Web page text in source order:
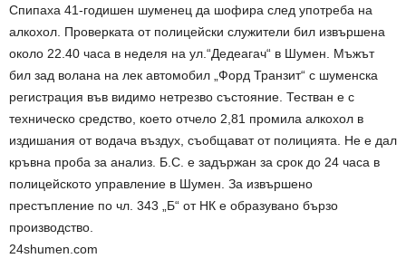
Спипаха 41-годишен шуменец да шофира след употреба на
алкохол. Проверката от полицейски служители бил извършена
около 22.40 часа в неделя на ул.“Дедеагач“ в Шумен. Мъжът
бил зад волана на лек автомобил „Форд Транзит“ с шуменска
регистрация във видимо нетрезво състояние. Тестван е с
техническо средство, което отчело 2,81 промила алкохол в
издишания от водача въздух, съобщават от полицията. Не е дал
кръвна проба за анализ. Б.С. е задържан за срок до 24 часа в
полицейското управление в Шумен. За извършено
престъпление по чл. 343 „Б“ от НК е образувано бързо
производство.
24shumen.com